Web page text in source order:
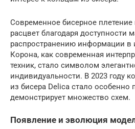
Современное бисерное
расцвет благодаря доступности
распространению информации в
Корона, как современная
техник, стало символом
индивидуальности. В 2023 году
из бисера Delica стало
демонстрирует множество схем.
Появление и эволюция